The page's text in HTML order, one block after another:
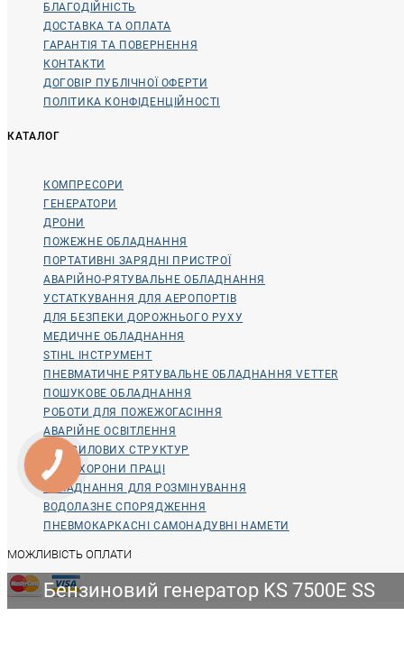
Бензиновий генератор KS 7500E SS
БЛАГОДІЙНІСТЬ
ДОСТАВКА ТА ОПЛАТА
ГАРАНТІЯ ТА ПОВЕРНЕННЯ
КОНТАКТИ
ДОГОВІР ПУБЛІЧНОЇ ОФЕРТИ
ПОЛІТИКА КОНФІДЕНЦІЙНОСТІ
КАТАЛОГ
КОМПРЕСОРИ
ГЕНЕРАТОРИ
ДРОНИ
ПОЖЕЖНЕ ОБЛАДНАННЯ
ПОРТАТИВНІ ЗАРЯДНІ ПРИСТРОЇ
АВАРІЙНО-РЯТУВАЛЬНЕ ОБЛАДНАННЯ
УСТАТКУВАННЯ ДЛЯ АЕРОПОРТІВ
ДЛЯ БЕЗПЕКИ ДОРОЖНЬОГО РУХУ
МЕДИЧНЕ ОБЛАДНАННЯ
STIHL ІНСТРУМЕНТ
ПНЕВМАТИЧНЕ РЯТУВАЛЬНЕ ОБЛАДНАННЯ VETTER
ПОШУКОВЕ ОБЛАДНАННЯ
РОБОТИ ДЛЯ ПОЖЕЖОГАСІННЯ
АВАРІЙНЕ ОСВІТЛЕННЯ
ДЛЯ СИЛОВИХ СТРУКТУР
ДЛЯ ОХОРОНИ ПРАЦІ
ОБЛАДНАННЯ ДЛЯ РОЗМІНУВАННЯ
ВОДОЛАЗНЕ СПОРЯДЖЕННЯ
ПНЕВМОКАРКАСНІ САМОНАДУВНІ НАМЕТИ
МОЖЛИВІСТЬ ОПЛАТИ